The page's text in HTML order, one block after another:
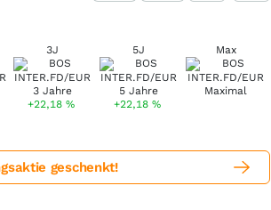
3J
+22,18 %
5J
+22,18 %
Max
geschenkt!